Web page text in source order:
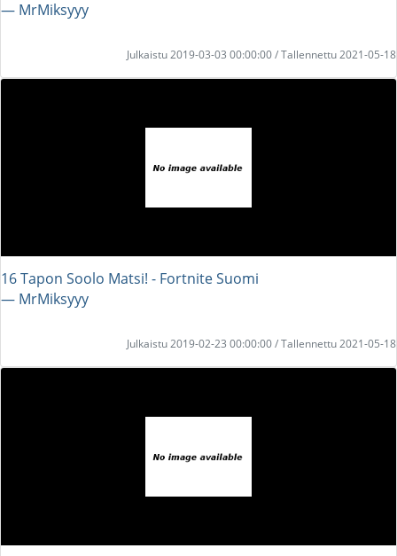
― MrMiksyyy
Julkaistu 2019-03-03 00:00:00 / Tallennettu 2021-05-18
16 Tapon Soolo Matsi! - Fortnite Suomi
― MrMiksyyy
Julkaistu 2019-02-23 00:00:00 / Tallennettu 2021-05-18